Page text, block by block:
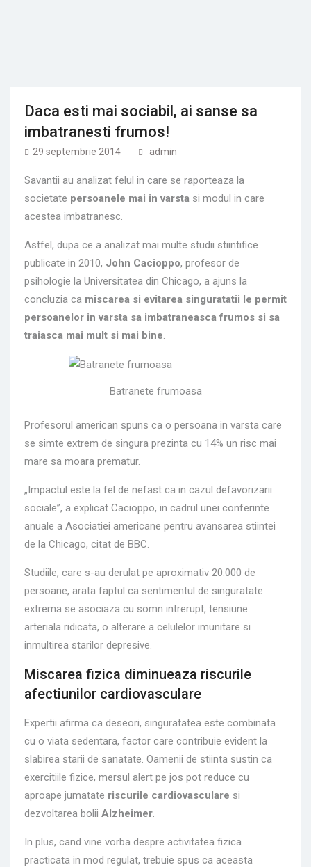
Daca esti mai sociabil, ai sanse sa
imbatranesti frumos!
29 septembrie 2014 admin
Savantii au analizat felul in care se raporteaza la
societate persoanele mai in varsta si modul in care
acestea imbatranesc.
Astfel, dupa ce a analizat mai multe studii stiintifice
publicate in 2010, John Cacioppo, profesor de
psihologie la Universitatea din Chicago, a ajuns la
concluzia ca miscarea si evitarea singuratatii le permit
persoanelor in varsta sa imbatraneasca frumos si sa
traiasca mai mult si mai bine.
Batranete frumoasa
Profesorul american spuns ca o persoana in varsta care
se simte extrem de singura prezinta cu 14% un risc mai
mare sa moara prematur.
„Impactul este la fel de nefast ca in cazul defavorizarii
sociale”, a explicat Cacioppo, in cadrul unei conferinte
anuale a Asociatiei americane pentru avansarea stiintei
de la Chicago, citat de BBC.
Studiile, care s-au derulat pe aproximativ 20.000 de
persoane, arata faptul ca sentimentul de singuratate
extrema se asociaza cu somn intrerupt, tensiune
arteriala ridicata, o alterare a celulelor imunitare si
inmultirea starilor depresive.
Miscarea fizica diminueaza riscurile
afectiunilor cardiovasculare
Expertii afirma ca deseori, singuratatea este combinata
cu o viata sedentara, factor care contribuie evident la
slabirea starii de sanatate. Oamenii de stiinta sustin ca
exercitiile fizice, mersul alert pe jos pot reduce cu
aproape jumatate riscurile cardiovasculare si
dezvoltarea bolii Alzheimer.
In plus, cand vine vorba despre activitatea fizica
practicata in mod regulat, trebuie spus ca aceasta